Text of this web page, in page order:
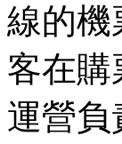
線的機
客在購
運營負